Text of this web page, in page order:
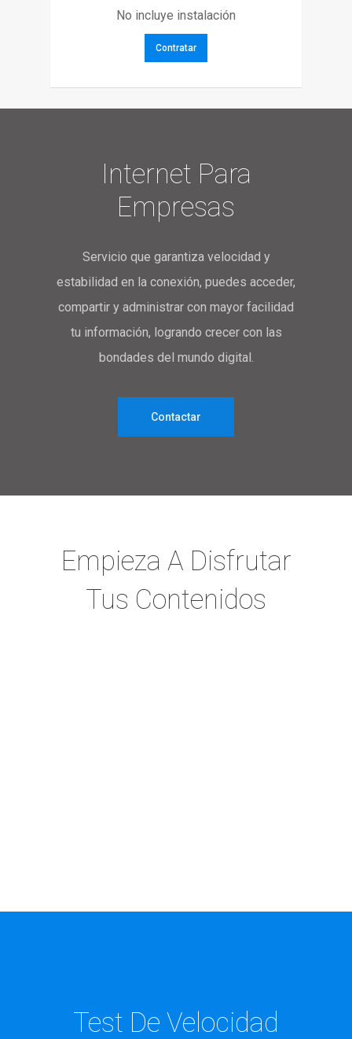
No incluye instalación
Contratar
Internet Para
Empresas
Servicio que garantiza velocidad y
estabilidad en la conexión, puedes acceder,
compartir y administrar con mayor facilidad
tu información, logrando crecer con las
bondades del mundo digital.
Contactar
Empieza A Disfrutar
Tus Contenidos
Test De Velocidad